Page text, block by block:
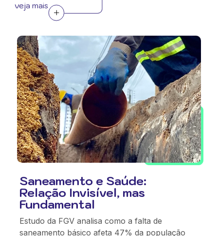
veja mais
Saneamento e Saúde:
Relação Invisível, mas
Fundamental
Estudo da FGV analisa como a falta de
saneamento básico afeta 47% da população